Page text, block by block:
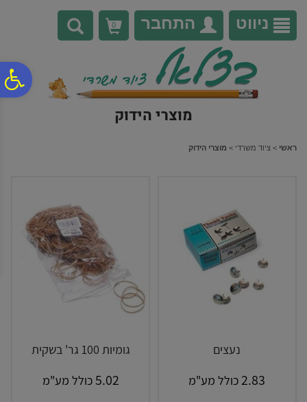
נגישות
אתר
המרכזי
ניווט התחבר 0
מוצרי הידוק
ראשי > ציוד משרדי > מוצרי הידוק
נעצים
2.83כולל מע"מ
גומיות 100 גר' בשקית
5.02כולל מע"מ